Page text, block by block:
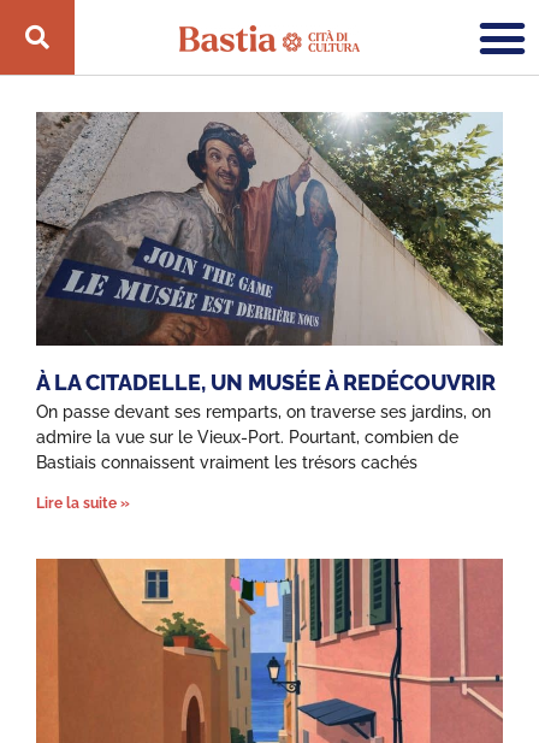
À LA CITADELLE, UN MUSÉE À REDÉCOUVRIR
On passe devant ses remparts, on traverse ses jardins, on
admire la vue sur le Vieux-Port. Pourtant, combien de
Bastiais connaissent vraiment les trésors cachés
Lire la suite »